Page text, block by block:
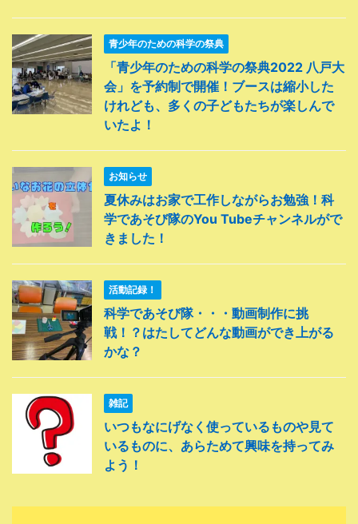
青少年のための科学の祭典
「青少年のための科学の祭典2022 八戸大
会」を予約制で開催！ブースは縮小した
けれども、多くの子どもたちが楽しんで
いたよ！
お知らせ
夏休みはお家で工作しながらお勉強！科
学であそび隊のYou Tubeチャンネルがで
きました！
活動記録！
科学であそび隊・・・動画制作に挑
戦！？はたしてどんな動画ができ上がる
かな？
雑記
いつもなにげなく使っているものや見て
いるものに、あらためて興味を持ってみ
よう！